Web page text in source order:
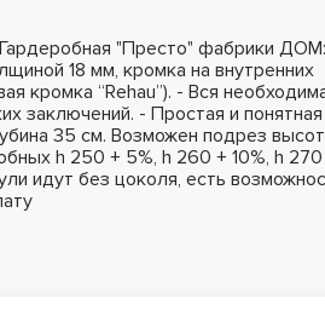
"Престо" фабрики
18 мм, кромка на внутренних
кромка “Rehau”). - Вся
заключений. - Простая и
35 см. Возможен подрез
h 250 + 5%, h 260 + 10%, h
идут без цоколя, есть